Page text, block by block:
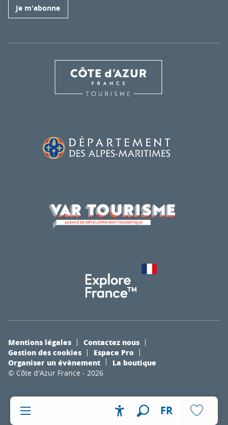
FR
Je m'abonne
© Côte d'Azur France - 2026
Mentions légales
Contactez nous
Gestion des cookies
Espace Pro
Organiser un évènement
La boutique